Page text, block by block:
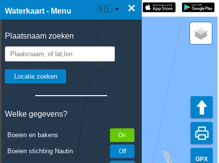
Waterkaart - Menu ×
Plaatsnaam zoeken
Welke gegevens?
Boeien en bakens
Boeien stichting Nautin
☰ Waterkaart Live 🇳🇱
GPX